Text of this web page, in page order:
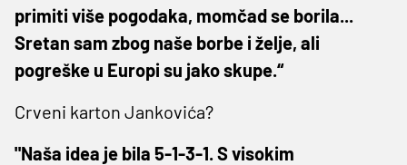
primiti više pogodaka, momčad se borila...
Sretan sam zbog naše borbe i želje, ali
pogreške u Europi su jako skupe.“
Crveni karton Jankovića?
"Naša idea je bila 5-1-3-1. S visokim